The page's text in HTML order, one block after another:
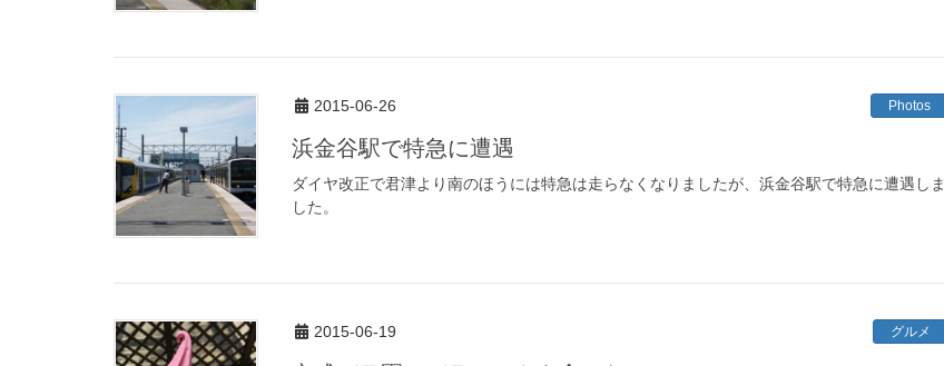
2015-06-26 Photos
浜金谷駅で特急に遭遇
ダイヤ改正で君津より南のほうには特急は走らなくなりましたが、浜金谷駅で特急に遭遇しま
した。
2015-06-19 グルメ